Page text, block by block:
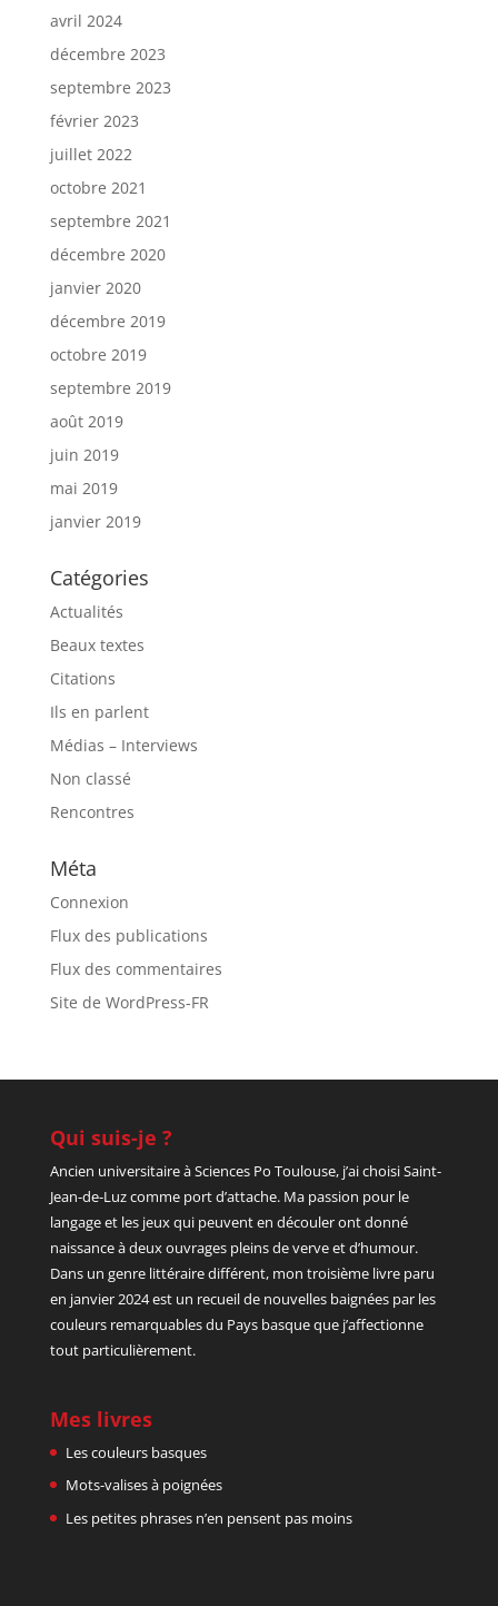
avril 2024
décembre 2023
septembre 2023
février 2023
juillet 2022
octobre 2021
septembre 2021
décembre 2020
janvier 2020
décembre 2019
octobre 2019
septembre 2019
août 2019
juin 2019
mai 2019
janvier 2019
Catégories
Actualités
Beaux textes
Citations
Ils en parlent
Médias – Interviews
Non classé
Rencontres
Méta
Connexion
Flux des publications
Flux des commentaires
Site de WordPress-FR
Qui suis-je ?
Ancien universitaire à Sciences Po Toulouse, j’ai choisi Saint-
Jean-de-Luz comme port d’attache. Ma passion pour le
langage et les jeux qui peuvent en découler ont donné
naissance à deux ouvrages pleins de verve et d’humour.
Dans un genre littéraire différent, mon troisième livre paru
en janvier 2024 est un recueil de nouvelles baignées par les
couleurs remarquables du Pays basque que j’affectionne
tout particulièrement.
Mes livres
Les couleurs basques
Mots-valises à poignées
Les petites phrases n’en pensent pas moins